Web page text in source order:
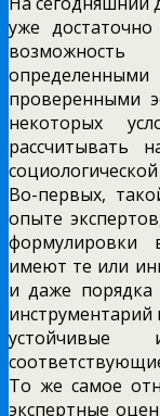
уже
проверенными
некоторых
рассчитывать
Во-первых,
опыте
формулировки
имеют те или
и даже порядка
инструментарий
устойчивые
То же самое
экспертные